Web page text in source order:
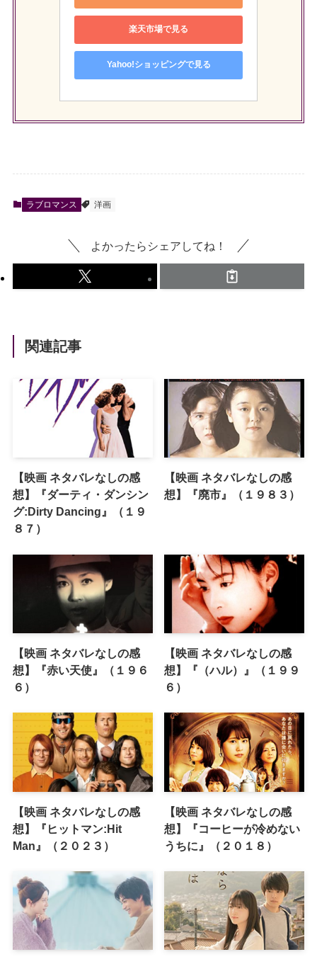
楽天市場で見る
Yahoo!ショッピングで見る
ラブロマンス 洋画
よかったらシェアしてね！
関連記事
【映画 ネタバレなしの感
想】『ダーティ・ダンシン
グ:Dirty Dancing』（１９
８７）
【映画 ネタバレなしの感
想】『廃市』（１９８３）
【映画 ネタバレなしの感
想】『赤い天使』（１９６
６）
【映画 ネタバレなしの感
想】『（ハル）』（１９９
６）
【映画 ネタバレなしの感
想】『ヒットマン:Hit
Man』（２０２３）
【映画 ネタバレなしの感
想】『コーヒーが冷めない
うちに』（２０１８）